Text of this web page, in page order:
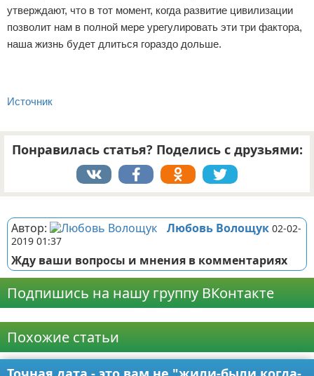
утверждают, что в тот момент, когда развитие цивилизации
позволит нам в полной мере урегулировать эти три фактора,
наша жизнь будет длиться гораздо дольше.
Источник
Понравилась статья? Поделись с друзьями:
Автор: Любовь Волощук 02-02-
2019 01:37
Жду ваши вопросы и мнения в комментариях
Подпишись на нашу группу ВКонтакте
Похожие статьи